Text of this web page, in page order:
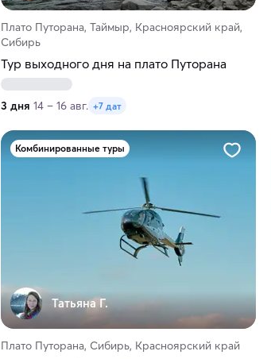
Плато Путорана, Таймыр, Красноярский край,
Сибирь
Тур выходного дня на плато Путорана
3 дня 14 – 16 авг. +7 дат
Комбинированные туры
Татьяна Г.
Плато Путорана, Сибирь, Красноярский край